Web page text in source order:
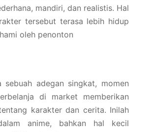
mandiri, dan realistis. Hal
tersebut terasa lebih hidup
oleh penonton
sebuah adegan singkat, momen
di market memberikan
karakter dan cerita. Inilah
anime, bahkan hal kecil